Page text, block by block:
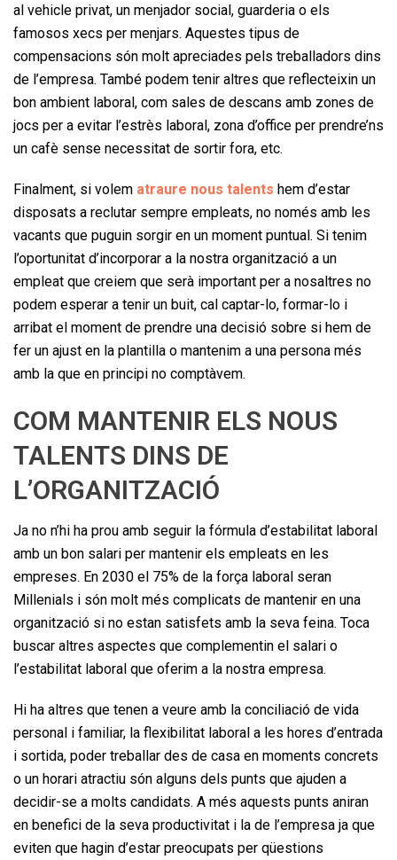
al vehicle privat, un menjador social, guarderia o els
famosos xecs per menjars. Aquestes tipus de
compensacions són molt apreciades pels treballadors dins
de l’empresa. També podem tenir altres que reflecteixin un
bon ambient laboral, com sales de descans amb zones de
jocs per a evitar l’estrès laboral, zona d’office per prendre’ns
un cafè sense necessitat de sortir fora, etc.
Finalment, si volem atraure nous talents hem d’estar
disposats a reclutar sempre empleats, no només amb les
vacants que puguin sorgir en un moment puntual. Si tenim
l’oportunitat d’incorporar a la nostra organització a un
empleat que creiem que serà important per a nosaltres no
podem esperar a tenir un buit, cal captar-lo, formar-lo i
arribat el moment de prendre una decisió sobre si hem de
fer un ajust en la plantilla o mantenim a una persona més
amb la que en principi no comptàvem.
COM MANTENIR ELS NOUS
TALENTS DINS DE
L’ORGANITZACIÓ
Ja no n’hi ha prou amb seguir la fórmula d’estabilitat laboral
amb un bon salari per mantenir els empleats en les
empreses. En 2030 el 75% de la força laboral seran
Millenials i són molt més complicats de mantenir en una
organització si no estan satisfets amb la seva feina. Toca
buscar altres aspectes que complementin el salari o
l’estabilitat laboral que oferim a la nostra empresa.
Hi ha altres que tenen a veure amb la conciliació de vida
personal i familiar, la flexibilitat laboral a les hores d’entrada
i sortida, poder treballar des de casa en moments concrets
o un horari atractiu són alguns dels punts que ajuden a
decidir-se a molts candidats. A més aquests punts aniran
en benefici de la seva productivitat i la de l’empresa ja que
eviten que hagin d’estar preocupats per qüestions